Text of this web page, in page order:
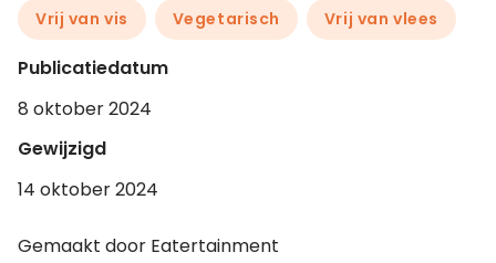
Vrij van vis Vegetarisch Vrij van vlees
Publicatiedatum
8 oktober 2024
Gewijzigd
14 oktober 2024
Gemaakt door Eatertainment